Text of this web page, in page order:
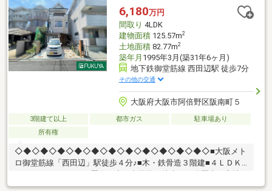
覧になってみませんか♪ 住宅ローンや資金計画などお気軽にご相
談ください！ お気軽にお問合せください！
6,180万円
間取り 4LDK
建物面積125.57m2
土地面積82.77m2
築年月 1995年3月(築31年6ヶ月)
地下鉄御堂筋線 西田辺駅 徒歩7分
その他の交通
大阪府大阪市阿倍野区阪南町５
3階建て以上 都市ガス
駐車場あり
所有権
◇◆◇◆◇◆◇◆◇◆◇◆◇◆◇◆◇◆◇◆◇◆◇■大阪メト
ロ御堂筋線「西田辺」駅徒歩４分♪■木・鉄骨造３階建■４ＬＤＫ
＋ＬＤＫ■リフォーム歴有・小・中学校が徒歩１０分圏内の立地
です♪〇大阪市立阪南小学校：徒歩4分（300ｍ）〇大阪市立阪南